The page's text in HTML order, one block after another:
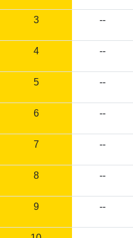
3 --
4 --
5 --
6 --
7 --
8 --
9 --